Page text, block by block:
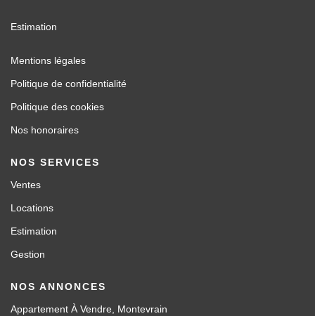
Estimation
Mentions légales
Politique de confidentialité
Politique des cookies
Nos honoraires
NOS SERVICES
Ventes
Locations
Estimation
Gestion
NOS ANNONCES
Appartement À Vendre, Montevrain